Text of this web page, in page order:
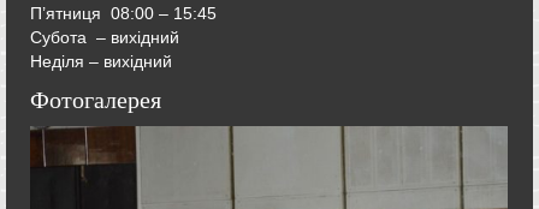
П’ятниця 08:00 – 15:45
Субота – вихідний
Неділя – вихідний
Фотогалерея